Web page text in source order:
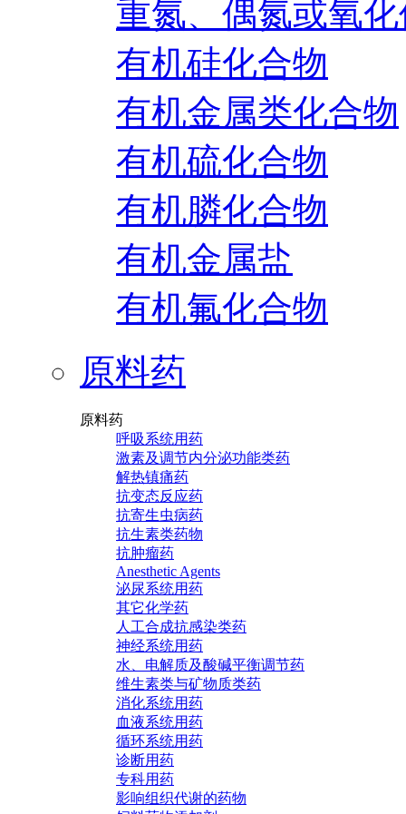
重氮、偶氮或氧
有机硅化合物
有机金属类化合物
有机硫化合物
有机膦化合物
有机金属盐
有机氟化合物
原料药
原料药
呼吸系统用药
激素及调节内分泌功能类药
解热镇痛药
抗变态反应药
抗寄生虫病药
抗生素类药物
抗肿瘤药
Anesthetic Agents
泌尿系统用药
其它化学药
人工合成抗感染类药
神经系统用药
水、电解质及酸碱平衡调节药
维生素类与矿物质类药
消化系统用药
血液系统用药
循环系统用药
诊断用药
专科用药
影响组织代谢的药物